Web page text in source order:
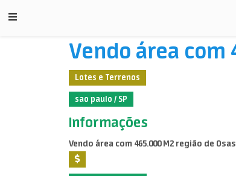
Vendo área com
Lotes e Terrenos
sao paulo / SP
Informações
Vendo área com 465.000 M2 região de